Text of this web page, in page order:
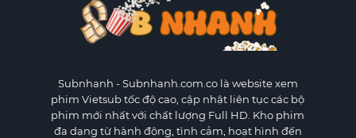
Subnhanh - Subnhanh.com.co là website xem
phim Vietsub tốc độ cao, cập nhật liên tục các bộ
phim mới nhất với chất lượng Full HD. Kho phim
đa dạng từ hành động, tình cảm, hoạt hình đến